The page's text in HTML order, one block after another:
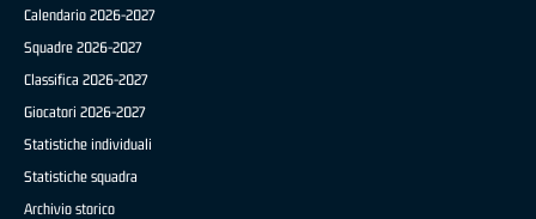
Calendario 2026-2027
Squadre 2026-2027
Classifica 2026-2027
Giocatori 2026-2027
Statistiche individuali
Statistiche squadra
Archivio storico